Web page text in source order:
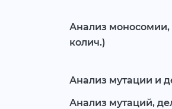
Анализ моносомии,
колич.)
Анализ мутации и
Анализ мутаций,